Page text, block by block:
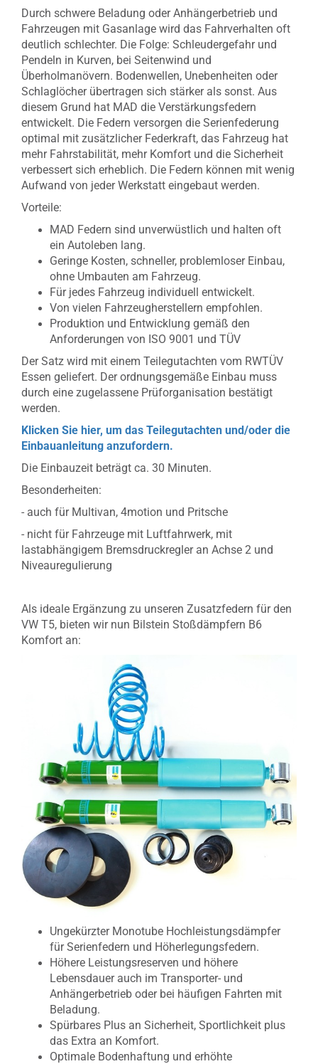
Durch schwere Beladung oder Anhängerbetrieb und
Fahrzeugen mit Gasanlage wird das Fahrverhalten oft
deutlich schlechter. Die Folge: Schleudergefahr und
Pendeln in Kurven, bei Seitenwind und
Überholmanövern. Bodenwellen, Unebenheiten oder
Schlaglöcher übertragen sich stärker als sonst. Aus
diesem Grund hat MAD die Verstärkungsfedern
entwickelt. Die Federn versorgen die Serienfederung
optimal mit zusätzlicher Federkraft, das Fahrzeug hat
mehr Fahrstabilität, mehr Komfort und die Sicherheit
verbessert sich erheblich. Die Federn können mit wenig
Aufwand von jeder Werkstatt eingebaut werden.
Vorteile:
MAD Federn sind unverwüstlich und halten oft
ein Autoleben lang.
Geringe Kosten, schneller, problemloser Einbau,
ohne Umbauten am Fahrzeug.
Für jedes Fahrzeug individuell entwickelt.
Von vielen Fahrzeugherstellern empfohlen.
Produktion und Entwicklung gemäß den
Anforderungen von ISO 9001 und TÜV
Der Satz wird mit einem Teilegutachten vom RWTÜV
Essen geliefert. Der ordnungsgemäße Einbau muss
durch eine zugelassene Prüforganisation bestätigt
werden.
Klicken Sie hier, um das Teilegutachten und/oder die
Einbauanleitung anzufordern.
Die Einbauzeit beträgt ca. 30 Minuten.
Besonderheiten:
- auch für Multivan, 4motion und Pritsche
- nicht für Fahrzeuge mit Luftfahrwerk, mit
lastabhängigem Bremsdruckregler an Achse 2 und
Niveauregulierung
Als ideale Ergänzung zu unseren Zusatzfedern für den
VW T5, bieten wir nun Bilstein Stoßdämpfern B6
Komfort an:
Ungekürzter Monotube Hochleistungsdämpfer
für Serienfedern und Höherlegungsfedern.
Höhere Leistungsreserven und höhere
Lebensdauer auch im Transporter- und
Anhängerbetrieb oder bei häufigen Fahrten mit
Beladung.
Spürbares Plus an Sicherheit, Sportlichkeit plus
das Extra an Komfort.
Optimale Bodenhaftung und erhöhte